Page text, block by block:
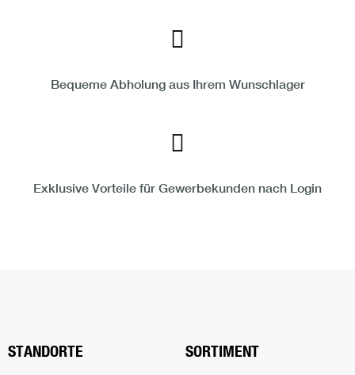
Bequeme Abholung aus Ihrem Wunschlager
Exklusive Vorteile für Gewerbekunden nach Login
STANDORTE SORTIMENT